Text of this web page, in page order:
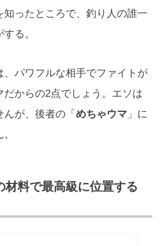
ったところで、釣り人の誰一
る。
パワフルな相手でファイトが
からの2点でしょう。エソは
が、後者の「 めちゃウマ 」に
材料で最高級に位置する